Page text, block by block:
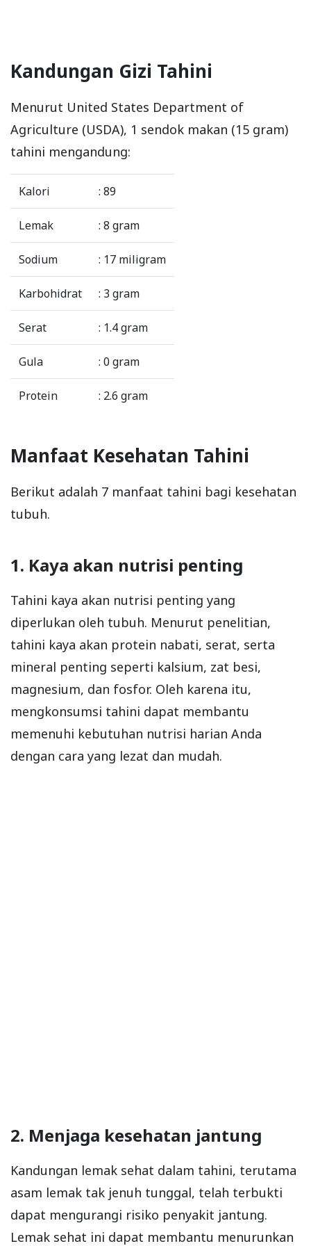
Kandungan Gizi Tahini
Menurut United States Department of
Agriculture (USDA), 1 sendok makan (15 gram)
tahini mengandung:
Kalori : 89
Lemak : 8 gram
Sodium : 17 miligram
Karbohidrat : 3 gram
Serat : 1.4 gram
Gula : 0 gram
Protein : 2.6 gram
Manfaat Kesehatan Tahini
Berikut adalah 7 manfaat tahini bagi kesehatan
tubuh.
1. Kaya akan nutrisi penting
Tahini kaya akan nutrisi penting yang
diperlukan oleh tubuh. Menurut penelitian,
tahini kaya akan protein nabati, serat, serta
mineral penting seperti kalsium, zat besi,
magnesium, dan fosfor. Oleh karena itu,
mengkonsumsi tahini dapat membantu
memenuhi kebutuhan nutrisi harian Anda
dengan cara yang lezat dan mudah.
2. Menjaga kesehatan jantung
Kandungan lemak sehat dalam tahini, terutama
asam lemak tak jenuh tunggal, telah terbukti
dapat mengurangi risiko penyakit jantung.
Lemak sehat ini dapat membantu menurunkan